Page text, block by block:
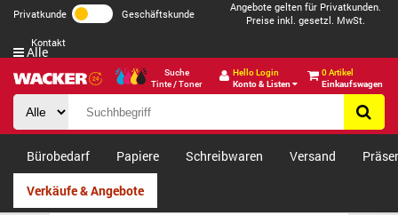
Privatkunde Geschäftskunde
Angebote gelten für Privatkunden.
Preise inkl. gesetzl. MwSt.
Kontakt
Suche
Tinte / Toner
Hello Login
Konto & Listen
0 Artikel
Einkaufswagen
Alle
Bürobedarf Papiere Schreibwaren Versand
Verkäufe & Angebote